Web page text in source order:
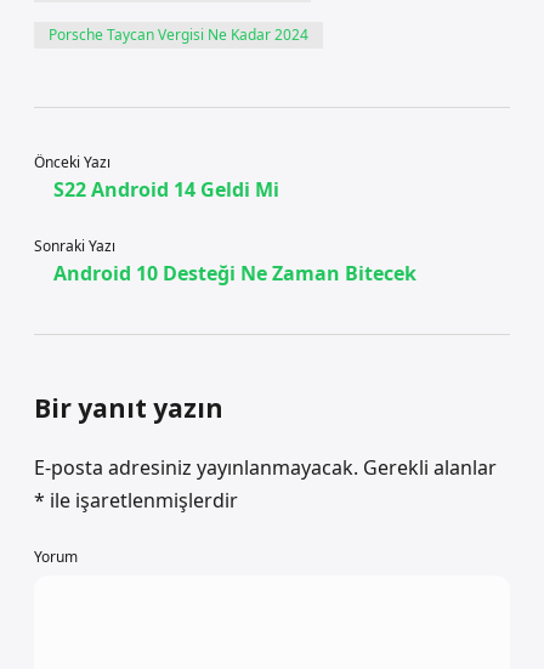
Porsche Taycan Vergisi Ne Kadar 2024
Önceki Yazı
S22 Android 14 Geldi Mi
Sonraki Yazı
Android 10 Desteği Ne Zaman Bitecek
Bir yanıt yazın
E-posta adresiniz yayınlanmayacak. Gerekli alanlar
* ile işaretlenmişlerdir
Yorum